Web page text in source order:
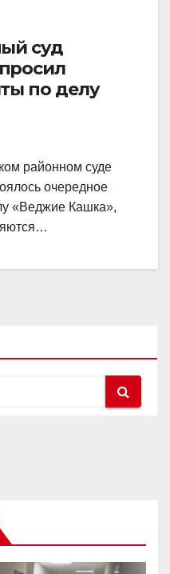
суд
по делу
районном суде
очередное
«Веджие Кашка»,